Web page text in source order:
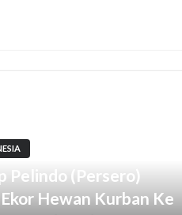
Pelindo (Persero)
Hewan Kurban Ke